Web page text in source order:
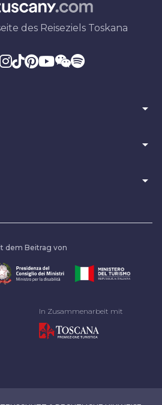
des Reiseziels Toskana
arrow_drop_down
arrow_drop_down
arrow_drop_down
dem Beitrag von
In Zusammenarbeit mit